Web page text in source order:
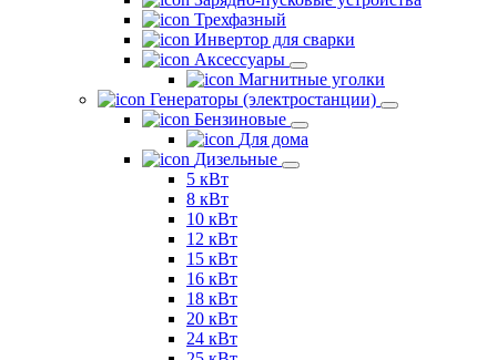
Трехфазный
Инвертор для сварки
Аксессуары
Магнитные уголки
Генераторы (электростанции)
Бензиновые
Для дома
Дизельные
5 кВт
8 кВт
10 кВт
12 кВт
15 кВт
16 кВт
18 кВт
20 кВт
24 кВт